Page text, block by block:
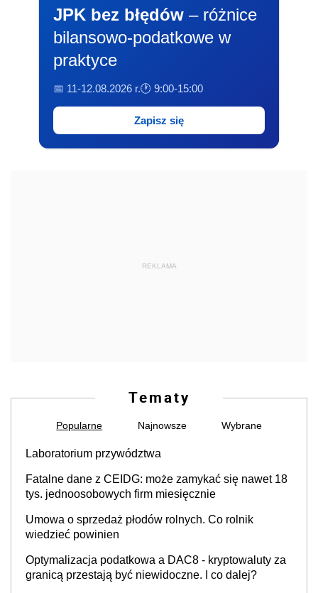
JPK bez błędów – różnice
bilansowo-podatkowe w
praktyce
📅 11-12.08.2026 r.🕐 9:00-15:00
Zapisz się
REKLAMA
Tematy
Popularne Najnowsze Wybrane
Laboratorium przywództwa
Fatalne dane z CEIDG: może zamykać się nawet 18
tys. jednoosobowych firm miesięcznie
Umowa o sprzedaż płodów rolnych. Co rolnik
wiedzieć powinien
Optymalizacja podatkowa a DAC8 - kryptowaluty za
granicą przestają być niewidoczne. I co dalej?